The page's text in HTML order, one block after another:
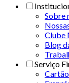
Sobre
Clube
Blog
Serviço